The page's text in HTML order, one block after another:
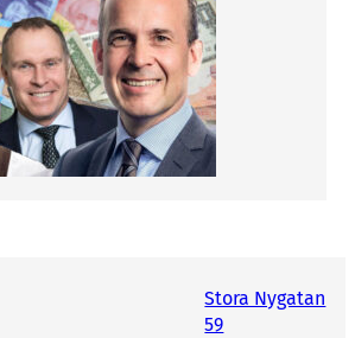
aktien att gå från ett styckpris
kronor.
inom sportutrustning,
i den nordiska marknaden för
kost genom ett förvärv av 65
Stora Nygatan
59